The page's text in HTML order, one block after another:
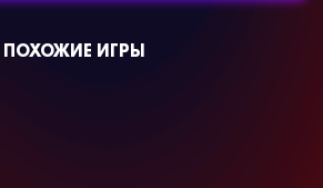
ПОХОЖИЕ ИГРЫ